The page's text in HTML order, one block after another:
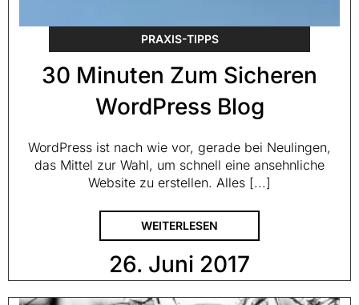
PRAXIS-TIPPS
30 Minuten Zum Sicheren
WordPress Blog
WordPress ist nach wie vor, gerade bei Neulingen,
das Mittel zur Wahl, um schnell eine ansehnliche
Website zu erstellen. Alles [...]
WEITERLESEN
26. Juni 2017